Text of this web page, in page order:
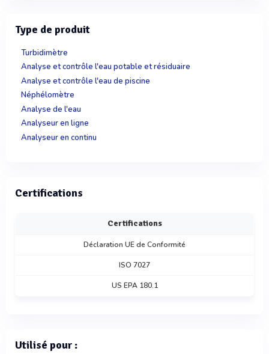
Type de produit
Turbidimètre
Analyse et contrôle l'eau potable et résiduaire
Analyse et contrôle l'eau de piscine
Néphélomètre
Analyse de l'eau
Analyseur en ligne
Analyseur en continu
Certifications
Certifications
Déclaration UE de Conformité
ISO 7027
US EPA 180.1
Utilisé pour :